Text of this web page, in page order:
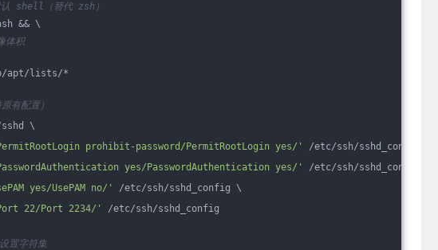
shell（替代 zsh）
&& \
体积
apt/lists/*
有配置）
\
prohibit-password/PermitRootLogin yes/'
/etc/ssh/sshd_config \
yes/PasswordAuthentication yes/'
/etc/ssh/sshd_config \
yes/UsePAM no/'
/etc/ssh/sshd_config \
22/Port 2234/' /etc/ssh/sshd_config
置字符集